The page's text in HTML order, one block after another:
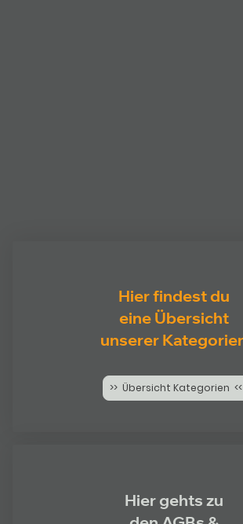
Hier findest du
eine Übersicht
unserer
>> Übersicht Kategorien <<
Hier gehts zu